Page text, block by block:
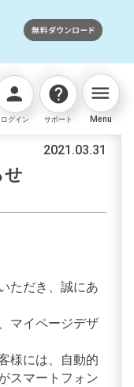
person
ログイン
help
サポート
menu
Menu
2021.03.31
せ
ただき、誠にあ
マイページデザ
様には、自動的
スマートフォン